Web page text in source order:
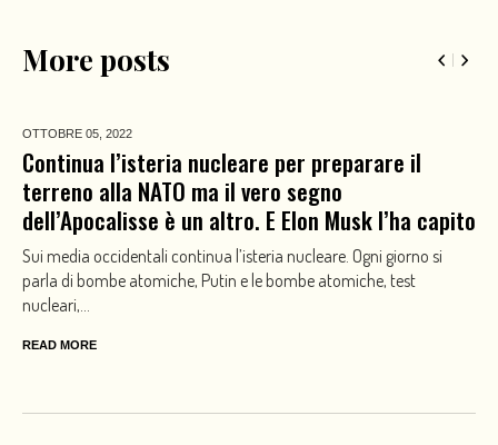
More posts
OTTOBRE 05, 2022
Continua l’isteria nucleare per preparare il
terreno alla NATO ma il vero segno
dell’Apocalisse è un altro. E Elon Musk l’ha capito
Sui media occidentali continua l’isteria nucleare. Ogni giorno si
parla di bombe atomiche, Putin e le bombe atomiche, test
nucleari,...
READ MORE